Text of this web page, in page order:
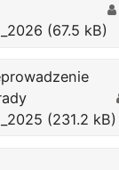
(67.5 kB)
(231.2 kB)